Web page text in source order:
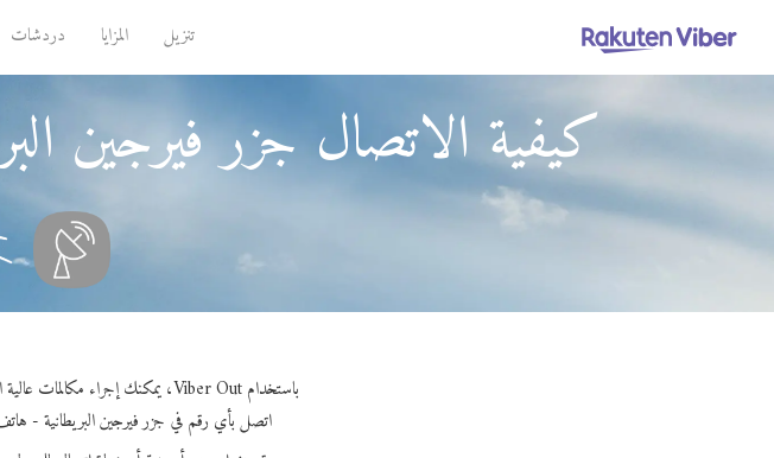
تنزيل المزايا دردشات
كيفية الاتصال جزر فيرجين
باستخدام Viber Out، يمكنك إجراء مكالمات عالية الجودة إلى جزر فيرجين البريطانية من القمر الصناعي إيريديوم.
اتصل بأي رقم في جزر فيرجين البريطانية - هاتف أرضي أو